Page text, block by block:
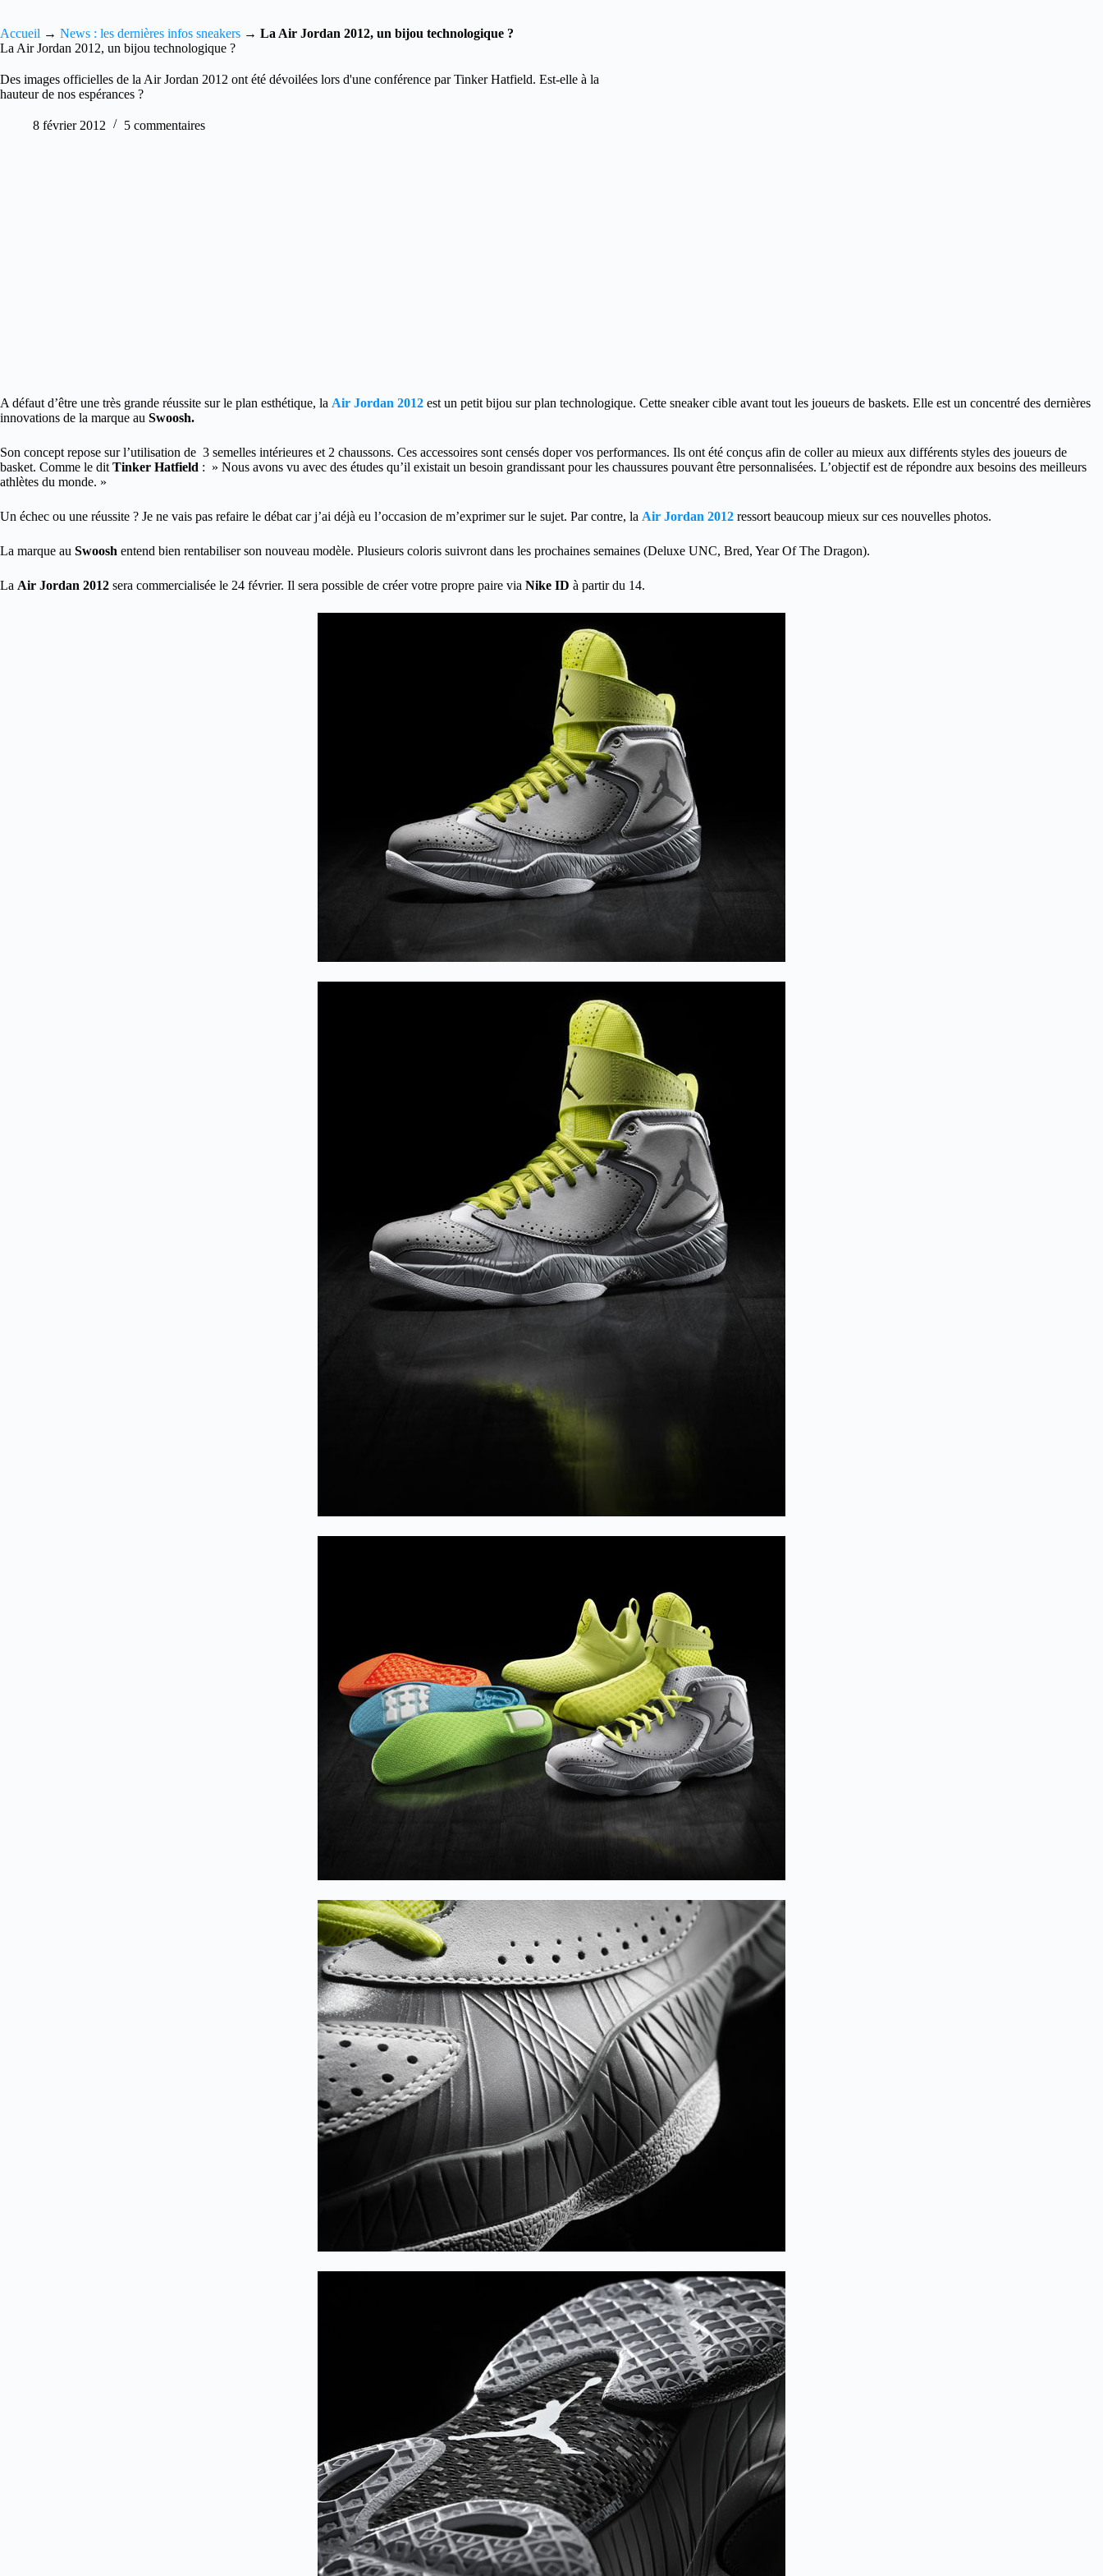
Accueil → News : les dernières infos sneakers → La Air Jordan 2012, un bijou technologique ?
La Air Jordan 2012, un bijou technologique ?
Des images officielles de la Air Jordan 2012 ont été dévoilées lors d'une conférence par Tinker Hatfield. Est-elle à la
hauteur de nos espérances ?
8 février 2012 5 commentaires
A défaut d’être une très grande réussite sur le plan esthétique, la Air Jordan 2012 est un petit bijou sur plan technologique. Cette sneaker cible avant tout les joueurs de baskets. Elle est un concentré des dernières
innovations de la marque au Swoosh.
Son concept repose sur l’utilisation de 3 semelles intérieures et 2 chaussons. Ces accessoires sont censés doper vos performances. Ils ont été conçus afin de coller au mieux aux différents styles des joueurs de
basket. Comme le dit Tinker Hatfield : » Nous avons vu avec des études qu’il existait un besoin grandissant pour les chaussures pouvant être personnalisées. L’objectif est de répondre aux besoins des meilleurs
athlètes du monde. »
Un échec ou une réussite ? Je ne vais pas refaire le débat car j’ai déjà eu l’occasion de m’exprimer sur le sujet. Par contre, la Air Jordan 2012 ressort beaucoup mieux sur ces nouvelles photos.
La marque au Swoosh entend bien rentabiliser son nouveau modèle. Plusieurs coloris suivront dans les prochaines semaines (Deluxe UNC, Bred, Year Of The Dragon).
La Air Jordan 2012 sera commercialisée le 24 février. Il sera possible de créer votre propre paire via Nike ID à partir du 14.